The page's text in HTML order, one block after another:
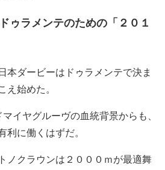
ゥラメンテのための「２０１
本ダービーはドゥラメンテで決ま
え始めた。
イヤグルーヴの血統背景からも、
利に働くはずだ。
ノクラウンは２０００ｍが最適舞